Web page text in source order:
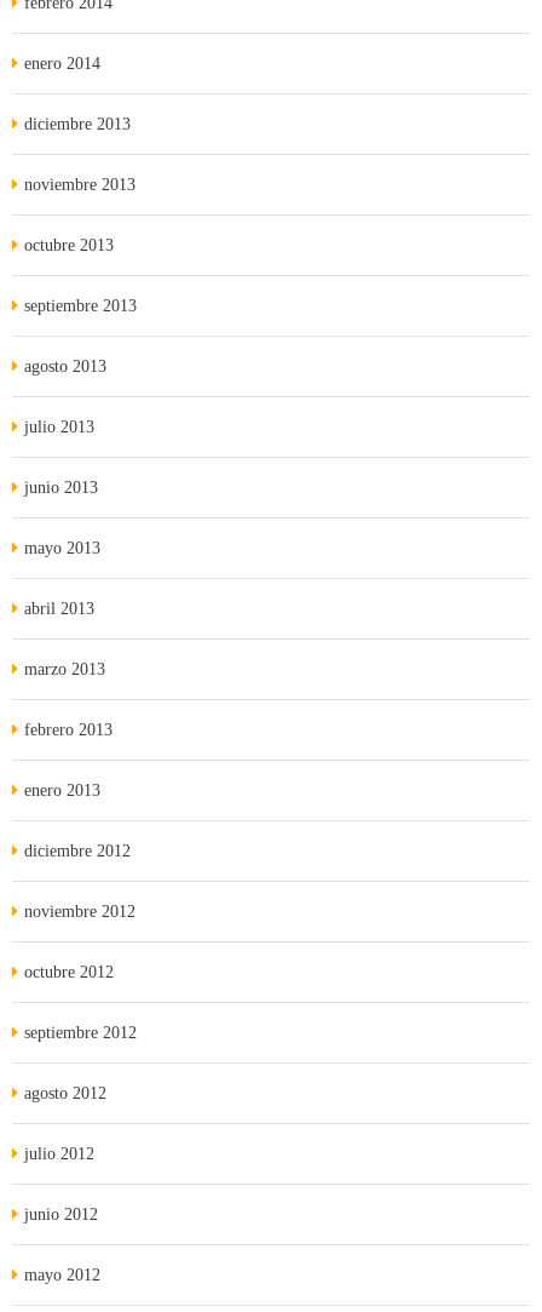
enero 2014
diciembre 2013
noviembre 2013
octubre 2013
septiembre 2013
agosto 2013
julio 2013
junio 2013
mayo 2013
abril 2013
marzo 2013
febrero 2013
enero 2013
diciembre 2012
noviembre 2012
octubre 2012
septiembre 2012
agosto 2012
julio 2012
junio 2012
mayo 2012